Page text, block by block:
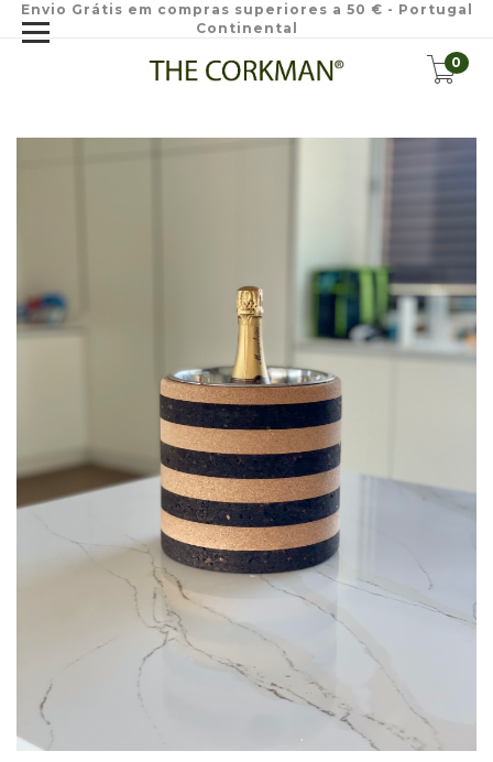
Envio Grátis em compras superiores a 50 € - Portugal
Continental
0